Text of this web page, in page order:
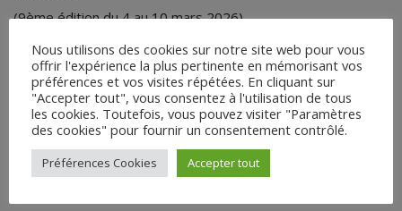
(9ème édition du 4 au 10 mars 2026)
Programme :Des rendez-vous des cinémas d’Afrique
Lycées participants 2025/2026 :
38 – IMPRO La Bâtie – Claix
38 – Lycée Portes de Chartreuse – Voreppe
Nous utilisons des cookies sur notre site web pour vous
offrir l'expérience la plus pertinente en mémorisant vos
préférences et vos visites répétées. En cliquant sur
"Accepter tout", vous consentez à l'utilisation de tous
les cookies. Toutefois, vous pouvez visiter "Paramètres
des cookies" pour fournir un consentement contrôlé.
Préférences Cookies Accepter tout